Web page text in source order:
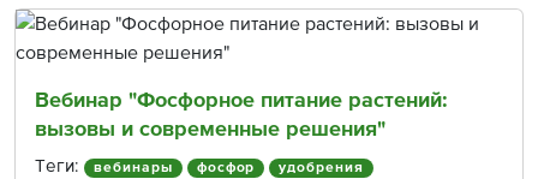
Вебинар "Фосфорное питание растений:
вызовы и современные решения"
Теги: вебинары фосфор удобрения